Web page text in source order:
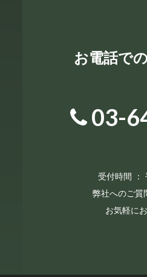
お電話で
03-
受付時間 ：
弊社へのご質
お気軽に